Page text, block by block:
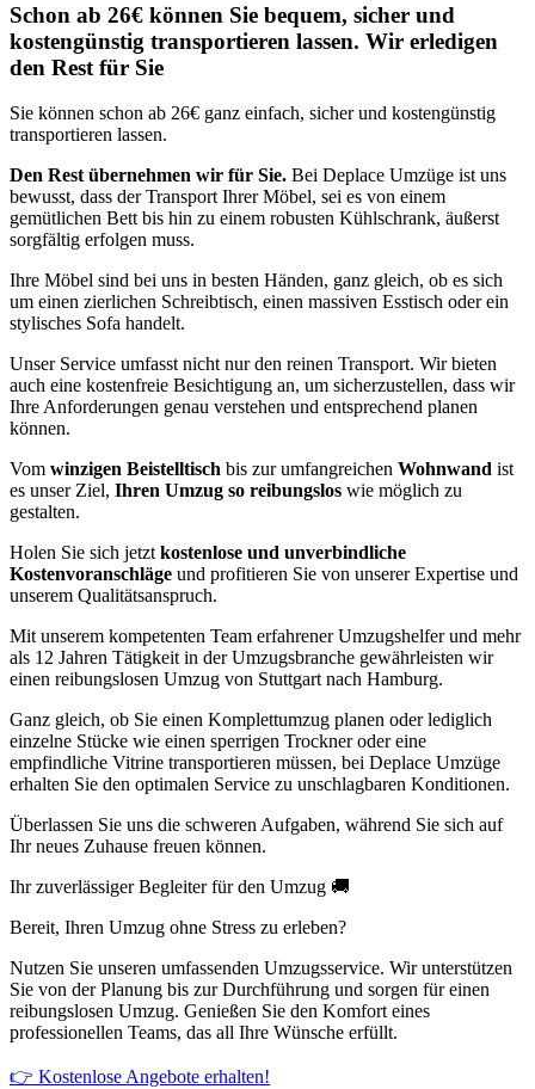
Schon ab 26€ können Sie bequem, sicher und
kostengünstig transportieren lassen. Wir erledigen
den Rest für Sie
Sie können schon ab 26€ ganz einfach, sicher und kostengünstig
transportieren lassen.
Den Rest übernehmen wir für Sie. Bei Deplace Umzüge ist uns
bewusst, dass der Transport Ihrer Möbel, sei es von einem
gemütlichen Bett bis hin zu einem robusten Kühlschrank, äußerst
sorgfältig erfolgen muss.
Ihre Möbel sind bei uns in besten Händen, ganz gleich, ob es sich
um einen zierlichen Schreibtisch, einen massiven Esstisch oder ein
stylisches Sofa handelt.
Unser Service umfasst nicht nur den reinen Transport. Wir bieten
auch eine kostenfreie Besichtigung an, um sicherzustellen, dass wir
Ihre Anforderungen genau verstehen und entsprechend planen
können.
Vom winzigen Beistelltisch bis zur umfangreichen Wohnwand ist
es unser Ziel, Ihren Umzug so reibungslos wie möglich zu
gestalten.
Holen Sie sich jetzt kostenlose und unverbindliche
Kostenvoranschläge und profitieren Sie von unserer Expertise und
unserem Qualitätsanspruch.
Mit unserem kompetenten Team erfahrener Umzugshelfer und mehr
als 12 Jahren Tätigkeit in der Umzugsbranche gewährleisten wir
einen reibungslosen Umzug von Stuttgart nach Hamburg.
Ganz gleich, ob Sie einen Komplettumzug planen oder lediglich
einzelne Stücke wie einen sperrigen Trockner oder eine
empfindliche Vitrine transportieren müssen, bei Deplace Umzüge
erhalten Sie den optimalen Service zu unschlagbaren Konditionen.
Überlassen Sie uns die schweren Aufgaben, während Sie sich auf
Ihr neues Zuhause freuen können.
Ihr zuverlässiger Begleiter für den Umzug 🚚
Bereit, Ihren Umzug ohne Stress zu erleben?
Nutzen Sie unseren umfassenden Umzugsservice. Wir unterstützen
Sie von der Planung bis zur Durchführung und sorgen für einen
reibungslosen Umzug. Genießen Sie den Komfort eines
professionellen Teams, das all Ihre Wünsche erfüllt.
👉 Kostenlose Angebote erhalten!